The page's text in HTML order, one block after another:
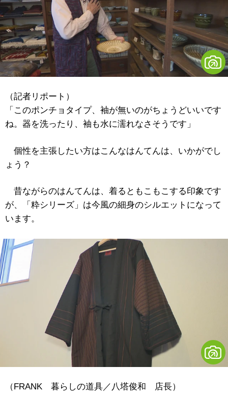
（記者リポート）
「このポンチョタイプ、袖が無いのがちょうどいいです
ね。器を洗ったり、袖も水に濡れなさそうです」
個性を主張したい方はこんなはんてんは、いかがでし
ょう？
昔ながらのはんてんは、着るともこもこする印象です
が、「粋シリーズ」は今風の細身のシルエットになって
います。
（FRANK 暮らしの道具／八塔俊和 店長）